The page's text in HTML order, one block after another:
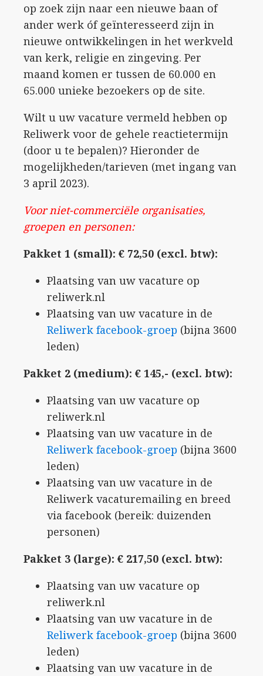
op zoek zijn naar een nieuwe baan of
ander werk óf geïnteresseerd zijn in
nieuwe ontwikkelingen in het werkveld
van kerk, religie en zingeving. Per
maand komen er tussen de 60.000 en
65.000 unieke bezoekers op de site.
Wilt u uw vacature vermeld hebben op
Reliwerk voor de gehele reactietermijn
(door u te bepalen)? Hieronder de
mogelijkheden/tarieven (met ingang van
3 april 2023).
Voor niet-commerciële organisaties,
groepen en personen:
Pakket 1 (small): € 72,50 (excl. btw):
Plaatsing van uw vacature op
reliwerk.nl
Plaatsing van uw vacature in de
Reliwerk facebook-groep (bijna 3600
leden)
Pakket 2 (medium): € 145,- (excl. btw):
Plaatsing van uw vacature op
reliwerk.nl
Plaatsing van uw vacature in de
Reliwerk facebook-groep (bijna 3600
leden)
Plaatsing van uw vacature in de
Reliwerk vacaturemailing en breed
via facebook (bereik: duizenden
personen)
Pakket 3 (large): € 217,50 (excl. btw):
Plaatsing van uw vacature op
reliwerk.nl
Plaatsing van uw vacature in de
Reliwerk facebook-groep (bijna 3600
leden)
Plaatsing van uw vacature in de